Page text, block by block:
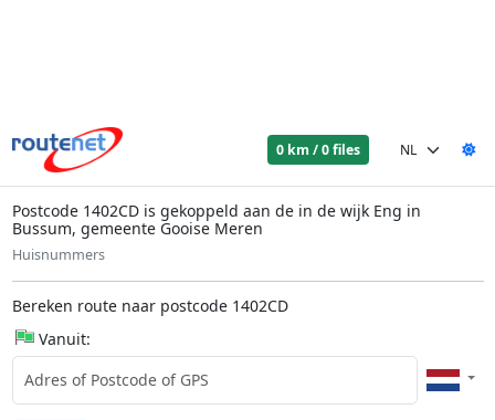
0 km / 0 files
Postcode 1402CD is gekoppeld aan de in de wijk Eng in
Bussum, gemeente Gooise Meren
Huisnummers
Bereken route naar postcode 1402CD
Vanuit: